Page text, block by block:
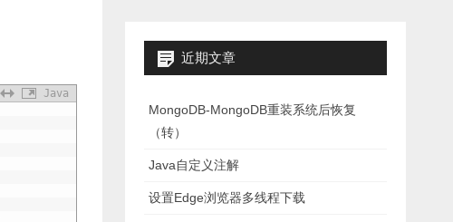
Java
近期文章
MongoDB-MongoDB重装系统后恢复
（转）
Java自定义注解
设置Edge浏览器多线程下载